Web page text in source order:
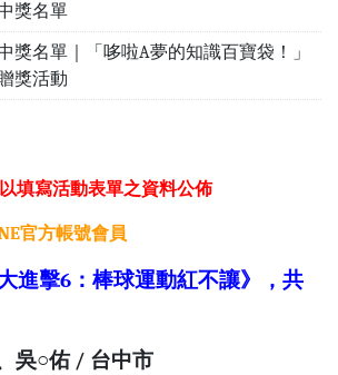
獎名單
獎名單｜「哆啦A夢的知識百寶袋！」
獎活動
填寫活動表單之資料公佈
官方帳號會員
進擊6：棒球運動紅不讓》，共
吳○佑 / 台中市